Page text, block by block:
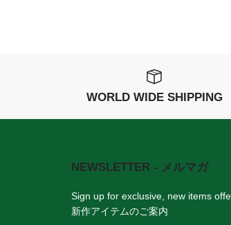
WORLD WIDE SHIPPING
NEWSLETTER - メルマガ
Sign up for exclusive, new items
新作アイテムのご案内